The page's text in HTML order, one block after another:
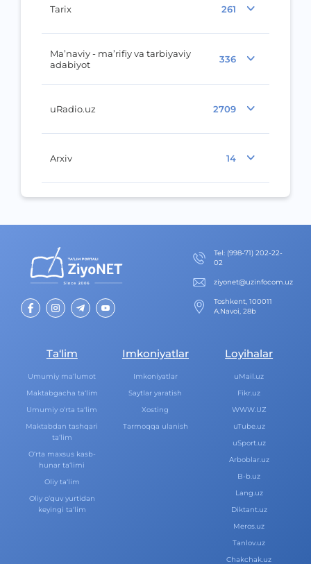
Tarix 261
Ma’naviy - ma’rifiy va tarbiyaviy
adabiyot
336
uRadio.uz 2709
Arxiv 14
Теl: (998-71) 202-22-
02
ziyonet@uzinfocom.uz
Toshkent, 100011
A.Navoi, 28b
Ta‘lim
Umumiy ma‘lumot
Maktabgacha ta‘lim
Umumiy o‘rta ta‘lim
Maktabdan tashqari
ta‘lim
O‘rta maxsus kasb-
hunar ta‘limi
Oliy ta‘lim
Oliy o‘quv yurtidan
keyingi ta‘lim
Imkoniyatlar
Imkoniyatlar
Saytlar yaratish
Xosting
Tarmoqqa ulanish
Loyihalar
uMail.uz
Fikr.uz
WWW.UZ
uTube.uz
uSport.uz
Arboblar.uz
B-b.uz
Lang.uz
Diktant.uz
Meros.uz
Tanlov.uz
Chakchak.uz